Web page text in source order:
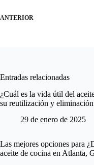
ANTERIOR
Entradas relacionadas
¿Cuál es la vida útil del
su reutilización y eliminación
29 de enero de 2025
Las mejores opciones para
aceite de cocina en Atlanta,